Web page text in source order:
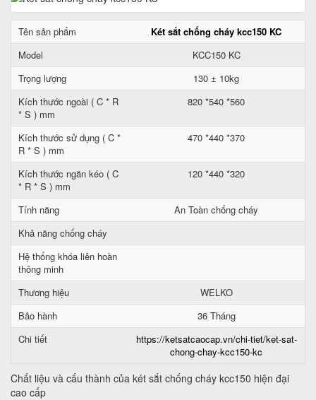
Tên sản phẩm
Két sắt chống cháy kcc150 KC
Model
KCC150 KC
Trọng lượng
130 ± 10kg
Kích thước ngoài ( C * R
* S ) mm
820 *540 *560
Kích thước sử dụng ( C *
R * S ) mm
470 *440 *370
Kích thước ngăn kéo ( C
* R * S ) mm
120 *440 *320
Tính năng
An Toàn chống cháy
Khả năng chống cháy
Hệ thống khóa liên hoàn
thông minh
Thương hiệu
WELKO
Bảo hành
36 Tháng
Chi tiết
https://ketsatcaocap.vn/chi-tiet/ket-sat-
chong-chay-kcc150-kc
Chất liệu và cấu thành của két sắt chống cháy kcc150 hiện đại
cao cấp